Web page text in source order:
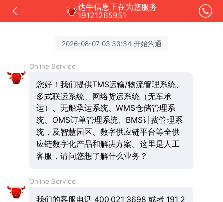
达牛信息正在为您服务
19121265951
2026-08-07 03:33:34 开始沟通
Online Service
您好！我们提供TMS运输/物流管理系统、
多式联运系统、网络货运系统（无车承
运）、无船承运系统、WMS仓储管理系
统、OMS订单管理系统、BMS计费管理系
统，及智慧园区、数字供应链平台等全供
应链数字化产品和解决方案。这里是人工
客服，请问您想了解什么业务？
Online Service
我们的客服电话 400 021 3698 或者 191 2